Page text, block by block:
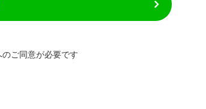
のご同意が必要です